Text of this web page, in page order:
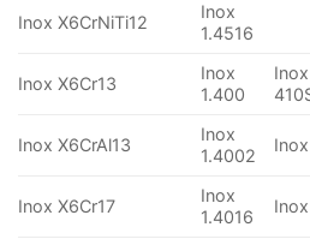
Inox X6CrNiTi12
Inox
1.4516
Inox X6Cr13
Inox
1.400
Inox
Inox X6CrAl13
Inox
1.4002
Inox X6Cr17
Inox
1.4016